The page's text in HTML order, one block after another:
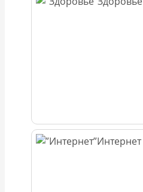
Интернет